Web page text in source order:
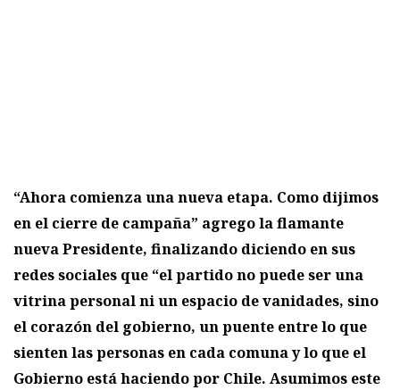
“Ahora comienza una nueva etapa. Como dijimos
en el cierre de campaña” agrego la flamante
nueva Presidente, finalizando diciendo en sus
redes sociales que “el partido no puede ser una
vitrina personal ni un espacio de vanidades, sino
el corazón del gobierno, un puente entre lo que
sienten las personas en cada comuna y lo que el
Gobierno está haciendo por Chile. Asumimos este